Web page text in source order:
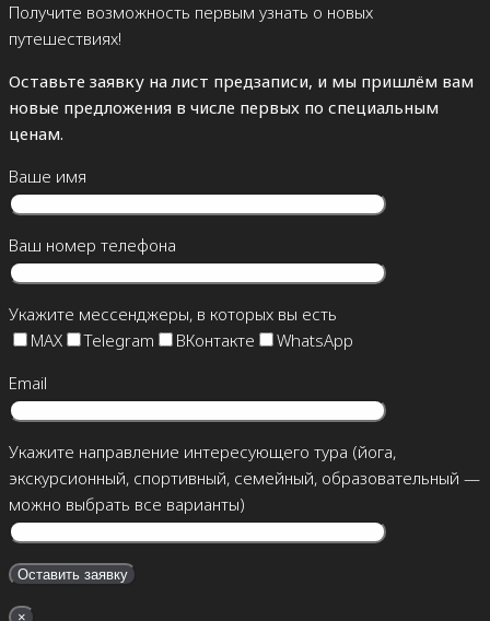
Получите возможность первым узнать о новых
путешествиях!
Оставьте заявку на лист предзаписи, и мы пришлём вам
новые предложения в числе первых по специальным
ценам.
Ваше имя
Ваш номер телефона
Укажите мессенджеры, в которых вы есть
MAX
Telegram ВКонтакте
WhatsApp
Email
Укажите направление интересующего тура (йога,
экскурсионный, спортивный, семейный, образовательный —
можно выбрать все варианты)
×